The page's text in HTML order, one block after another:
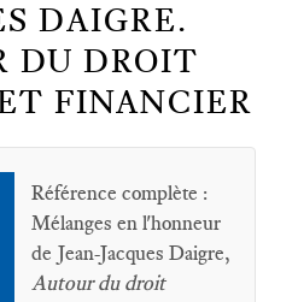
DAIGRE.
DU DROIT
FINANCIER
Référence complète :
Mélanges en l'honneur
de Jean-Jacques Daigre,
Autour du droit